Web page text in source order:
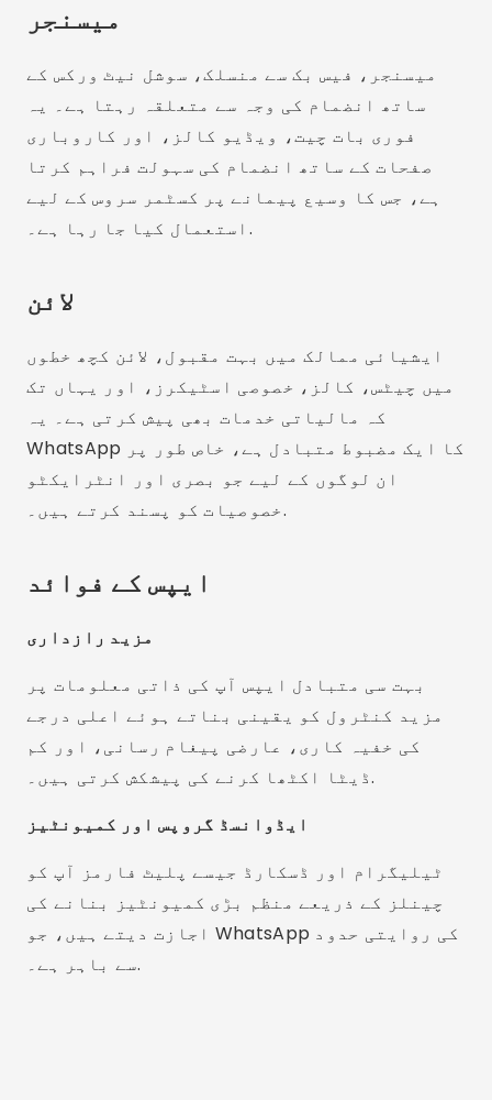
میسنجر
میسنجر، فیس بک سے منسلک، سوشل نیٹ ورکس کے
ساتھ انضمام کی وجہ سے متعلقہ رہتا ہے۔ یہ
فوری بات چیت، ویڈیو کالز، اور کاروباری
صفحات کے ساتھ انضمام کی سہولت فراہم کرتا
ہے، جس کا وسیع پیمانے پر کسٹمر سروس کے لیے
استعمال کیا جا رہا ہے۔.
لائن
ایشیائی ممالک میں بہت مقبول، لائن کچھ خطوں
میں چیٹس، کالز، خصوصی اسٹیکرز، اور یہاں تک
کہ مالیاتی خدمات بھی پیش کرتی ہے۔ یہ
WhatsApp کا ایک مضبوط متبادل ہے، خاص طور پر
ان لوگوں کے لیے جو بصری اور انٹرایکٹو
خصوصیات کو پسند کرتے ہیں۔.
ایپس کے فوائد
مزید رازداری
بہت سی متبادل ایپس آپ کی ذاتی معلومات پر
مزید کنٹرول کو یقینی بناتے ہوئے اعلی درجے
کی خفیہ کاری، عارضی پیغام رسانی، اور کم
ڈیٹا اکٹھا کرنے کی پیشکش کرتی ہیں۔.
ایڈوانسڈ گروپس اور کمیونٹیز
ٹیلیگرام اور ڈسکارڈ جیسے پلیٹ فارمز آپ کو
چینلز کے ذریعے منظم بڑی کمیونٹیز بنانے کی
اجازت دیتے ہیں، جو WhatsApp کی روایتی حدود
سے باہر ہے۔.